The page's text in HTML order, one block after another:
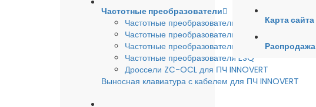
Частотные преобразователи
Частотные преобразователи INSTART
Частотные преобразователи INNOVERT
Частотные преобразователи HYUNDAI
Частотные преобразователи ESQ
Дроссели ZC-OCL для ПЧ INNOVERT
Выносная клавиатура с кабелем для ПЧ INNOVERT
Карта сайта
Распродажа